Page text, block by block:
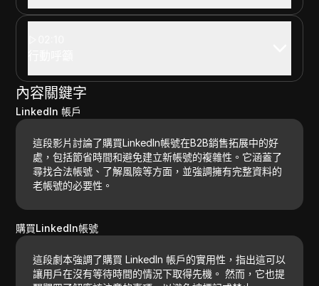
內容關鍵字
LinkedIn 帳戶
這段影片討論了購買LinkedIn帳號在B2B銷售拓展中的好
處，包括節省時間和避免建立新帳號的複雜性。它涵蓋了
尋找合法帳號、了解風險等方面，並強調擁有完整資料的
老帳號的必要性。
購買LinkedIn帳號
這段劇本強調了購買 LinkedIn 帳戶的實用性，指出這可以
讓用戶在沒有等待時間的情況下取得先機。 然而，它也提